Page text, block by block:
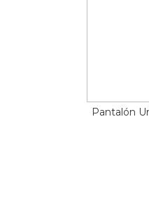
Pantalón